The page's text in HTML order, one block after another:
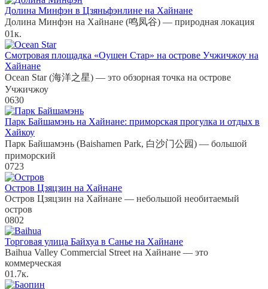
Долина Минфэн в Цзяньфэнлине на Хайнане
Долина Минфэн на Хайнане (鸣凤谷) — природная локация
01к.
Смотровая площадка «Оушен Стар» на острове Учжичжоу на
Хайнане
Ocean Star (海洋之星) — это обзорная точка на острове
Учжичжоу
0630
Парк Байшамэнь на Хайнане: приморская прогулка и отдых в
Хайкоу
Парк Байшамэнь (Baishamen Park, 白沙门公园) — большой
приморский
0723
Остров Цзяцзин на Хайнане
Остров Цзяцзин на Хайнане — небольшой необитаемый
остров
0802
Торговая улица Байхуа в Санье на Хайнане
Baihua Valley Commercial Street на Хайнане — это
коммерческая
01.7к.